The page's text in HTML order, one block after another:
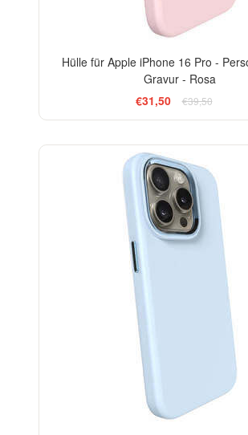
Hülle für Apple iPhone 16 Pro -
Gravur - Rosa
€31,50
€39,50